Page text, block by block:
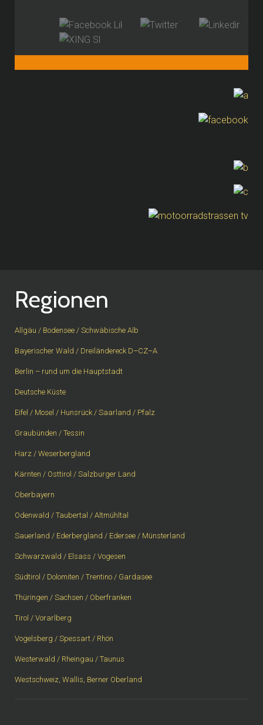
Regionen
Allgäu / Bodensee / Schwäbische Alb
Bayerischer Wald / Dreiländereck D–CZ–A
Berlin – rund um die Hauptstadt
Deutsche Küste
Eifel / Mosel / Hunsrück / Saarland / Pfalz
Graubünden / Tessin
Harz / Weserbergland
Kärnten / Osttirol / Salzburger Land
Oberbayern
Odenwald / Taubertal / Altmühltal
Sauerland / Ederbergland / Edersee / Münsterland
Schwarzwald / Elsass / Vogesen
Südtirol / Dolomiten / Trentino / Gardasee
Thüringen / Sachsen / Oberfranken
Tirol / Vorarlberg
Vogelsberg / Spessart / Rhön
Westerwald / Rheingau / Taunus
Westschweiz, Wallis, Berner Oberland